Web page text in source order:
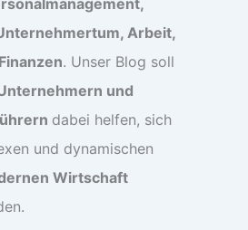
Arbeit,
. Unser Blog soll
und
dabei helfen, sich
und dynamischen
Wirtschaft